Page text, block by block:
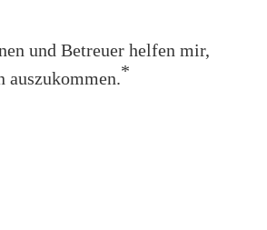
und Betreuer helfen mir,
auszukommen.*